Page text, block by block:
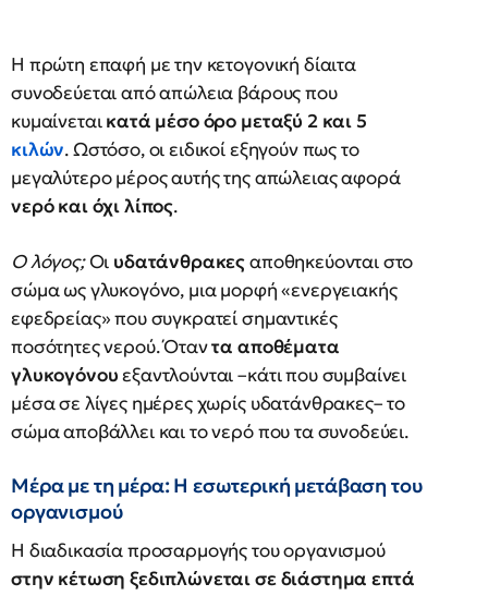
Η πρώτη επαφή με την κετογονική δίαιτα
συνοδεύεται από απώλεια βάρους που
κυμαίνεταικατά μέσο όρο μεταξύ 2 και 5
κιλών. Ωστόσο, οι ειδικοί εξηγούν πως το
μεγαλύτερο μέρος αυτής της απώλειας αφορά
νερό και όχι λίπος.
Ο λόγος;Οι υδατάνθρακεςαποθηκεύονται στο
σώμα ως γλυκογόνο, μια μορφή «ενεργειακής
εφεδρείας» που συγκρατεί σημαντικές
ποσότητες νερού. Όταντα αποθέματα
γλυκογόνουεξαντλούνται –κάτι που συμβαίνει
μέσα σε λίγες ημέρες χωρίς υδατάνθρακες– το
σώμα αποβάλλει και το νερό που τα συνοδεύει.
Μέρα με τη μέρα: Η εσωτερική μετάβαση του
οργανισμού
Η διαδικασία προσαρμογής του οργανισμού
στην κέτωση ξεδιπλώνεται σε διάστημα επτά